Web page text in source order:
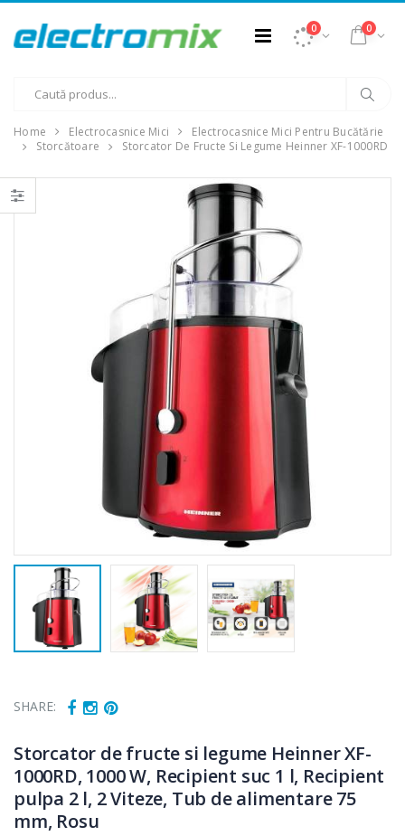
0 0
Home Electrocasnice Mici
Electrocasnice Mici Pentru Bucătărie
Storcătoare
Storcator De Fructe Si Legume Heinner XF-1000RD
SHARE:
Storcator de fructe si legume Heinner XF-
1000RD, 1000 W, Recipient suc 1 l, Recipient
pulpa 2 l, 2 Viteze, Tub de alimentare 75
mm, Rosu
-15%
Cuptor cu
microunde
Heinner ...
-25%
Fierbator
electric cu filtru